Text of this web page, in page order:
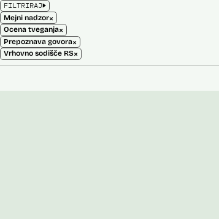
FILTRIRAJ
Mejni nadzor×
Ocena tveganja×
Prepoznava govora×
Vrhovno sodišče RS×